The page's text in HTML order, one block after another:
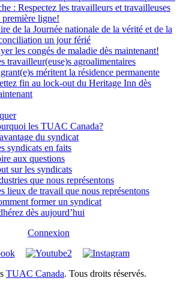
: Respectez les travailleurs et travailleuses
première ligne!
de la Journée nationale de la vérité et de la
un jour férié
les congés de maladie dès maintenant!
travailleur(euse)s agroalimentaires
méritent la résidence permanente
fin au lock-out du Heritage Inn dès
les TUAC Canada?
du syndicat
syndicats en faits
aux questions
sur les syndicats
que nous représentons
lieux de travail que nous représentons
former un syndicat
dès aujourd’hui
Connexion
TUAC Canada. Tous droits réservés.